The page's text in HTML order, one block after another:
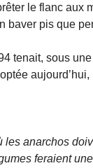
le flanc aux
baver pis que
tenait, sous
les anarchos
feraient